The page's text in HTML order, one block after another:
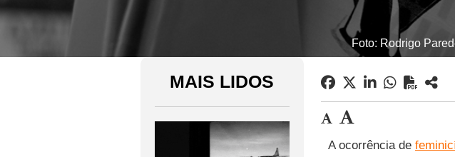
Foto: Rodrigo
MAIS LIDOS
A ocorrência de